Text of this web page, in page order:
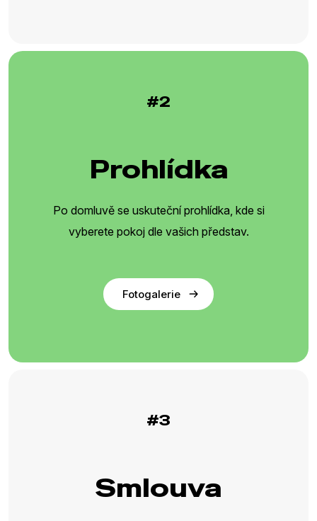
#2
Prohlídka
Po domluvě se uskuteční prohlídka, kde si
vyberete pokoj dle vašich představ.
Fotogalerie
#3
Smlouva